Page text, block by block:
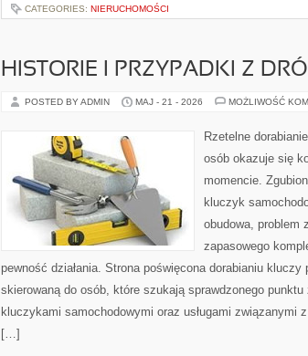
CATEGORIES: NIERUCHOMOŚCI
HISTORIE I PRZYPADKI Z
POSTED BY ADMIN MAJ - 21 - 2026 MOŻLIWOŚĆ
Rzetelne
osób okazuje się
momencie.
kluczyk
obudowa, problem
zapasowego
pewność działania. Strona poświęcona dorabianiu
skierowaną do osób, które szukają sprawdzonego
kluczykami samochodowymi oraz usługami związanymi
[…]